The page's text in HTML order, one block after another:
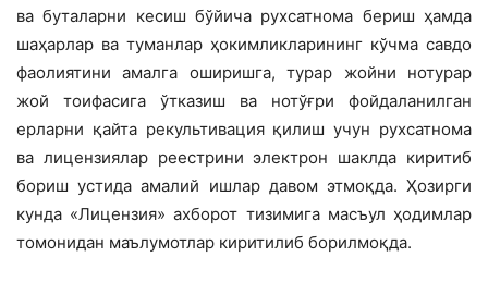
ва буталарни кесиш бўйича рухсатнома бериш ҳамда
шаҳар­лар ва туманлар ҳокимликларининг кўчма савдо
фаолиятини амалга оширишга, турар жойни нотурар
жой тоифасига ўтказиш ва нотўғри фойдаланилган
ерларни қайта рекультивация қилиш учун рухсатнома
ва лицензиялар реестрини электрон шакл­да киритиб
бориш устида амалий ишлар давом этмоқда. Ҳозирги
кунда «Лицензия» ахборот тизимига масъул ҳодимлар
то­монидан маълумотлар киритилиб борил­моқда.